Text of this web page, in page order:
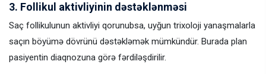
3. Follikul aktivliyinin dəstəklənməsi
Saç follikulunun aktivliyi qorunubsa, uyğun trixoloji yanaşmalarla
saçın böyümə dövrünü dəstəkləmək mümkündür. Burada plan
pasiyentin diaqnozuna görə fərdiləşdirilir.